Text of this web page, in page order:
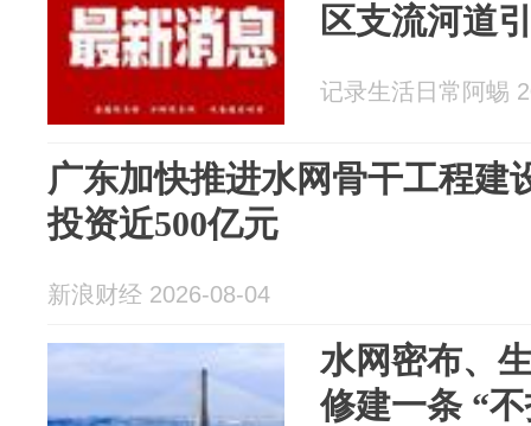
区支流河道
记录生活日常阿蜴
广东加快推进水网骨干工程建
投资近500亿元
新浪财经 2026-08-04
水网密布、
修建一条 “